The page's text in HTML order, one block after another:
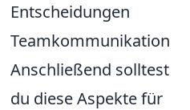
Entscheidungen
Teamkommunikation
Anschließend solltest
du diese Aspekte für